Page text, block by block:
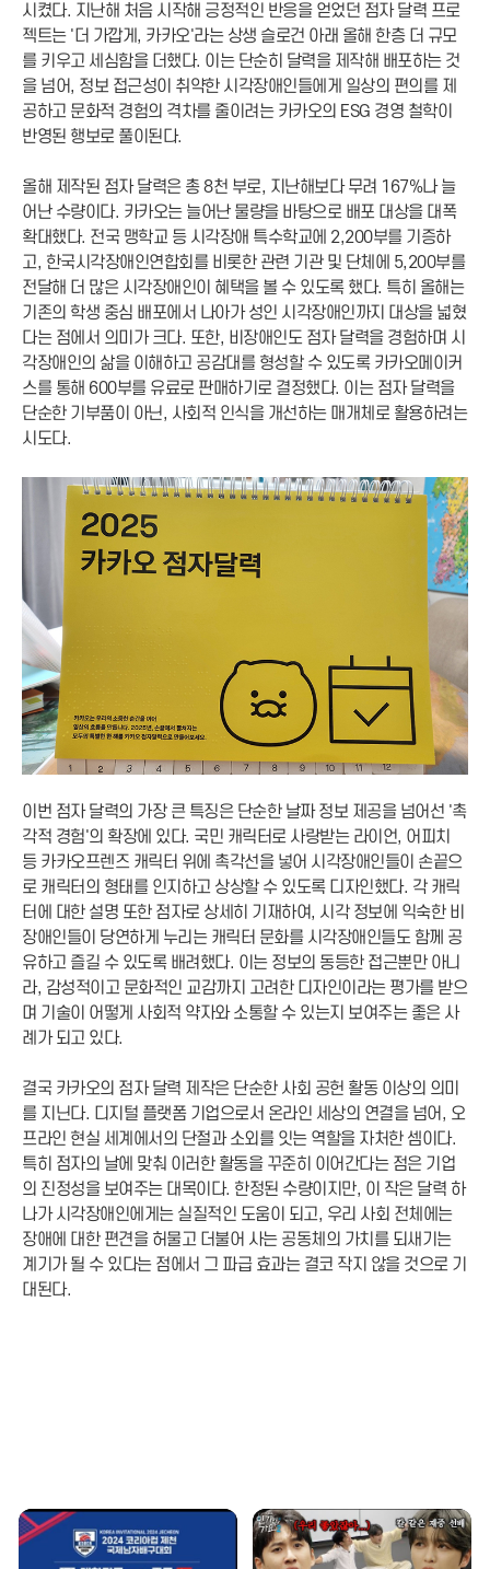
시켰다. 지난해 처음 시작해 긍정적인 반응을 얻었던 점자 달력 프로
젝트는 '더 가깝게, 카카오'라는 상생 슬로건 아래 올해 한층 더 규모
를 키우고 세심함을 더했다. 이는 단순히 달력을 제작해 배포하는 것
을 넘어, 정보 접근성이 취약한 시각장애인들에게 일상의 편의를 제
공하고 문화적 경험의 격차를 줄이려는 카카오의 ESG 경영 철학이
반영된 행보로 풀이된다.
올해 제작된 점자 달력은 총 8천 부로, 지난해보다 무려 167%나 늘
어난 수량이다. 카카오는 늘어난 물량을 바탕으로 배포 대상을 대폭
확대했다. 전국 맹학교 등 시각장애 특수학교에 2,200부를 기증하
고, 한국시각장애인연합회를 비롯한 관련 기관 및 단체에 5,200부를
전달해 더 많은 시각장애인이 혜택을 볼 수 있도록 했다. 특히 올해는
기존의 학생 중심 배포에서 나아가 성인 시각장애인까지 대상을 넓혔
다는 점에서 의미가 크다. 또한, 비장애인도 점자 달력을 경험하며 시
각장애인의 삶을 이해하고 공감대를 형성할 수 있도록 카카오메이커
스를 통해 600부를 유료로 판매하기로 결정했다. 이는 점자 달력을
단순한 기부품이 아닌, 사회적 인식을 개선하는 매개체로 활용하려는
시도다.
이번 점자 달력의 가장 큰 특징은 단순한 날짜 정보 제공을 넘어선 '촉
각적 경험'의 확장에 있다. 국민 캐릭터로 사랑받는 라이언, 어피치
등 카카오프렌즈 캐릭터 위에 촉각선을 넣어 시각장애인들이 손끝으
로 캐릭터의 형태를 인지하고 상상할 수 있도록 디자인했다. 각 캐릭
터에 대한 설명 또한 점자로 상세히 기재하여, 시각 정보에 익숙한 비
장애인들이 당연하게 누리는 캐릭터 문화를 시각장애인들도 함께 공
유하고 즐길 수 있도록 배려했다. 이는 정보의 동등한 접근뿐만 아니
라, 감성적이고 문화적인 교감까지 고려한 디자인이라는 평가를 받으
며 기술이 어떻게 사회적 약자와 소통할 수 있는지 보여주는 좋은 사
례가 되고 있다.
결국 카카오의 점자 달력 제작은 단순한 사회 공헌 활동 이상의 의미
를 지닌다. 디지털 플랫폼 기업으로서 온라인 세상의 연결을 넘어, 오
프라인 현실 세계에서의 단절과 소외를 잇는 역할을 자처한 셈이다.
특히 점자의 날에 맞춰 이러한 활동을 꾸준히 이어간다는 점은 기업
의 진정성을 보여주는 대목이다. 한정된 수량이지만, 이 작은 달력 하
나가 시각장애인에게는 실질적인 도움이 되고, 우리 사회 전체에는
장애에 대한 편견을 허물고 더불어 사는 공동체의 가치를 되새기는
계기가 될 수 있다는 점에서 그 파급 효과는 결코 작지 않을 것으로 기
대된다.